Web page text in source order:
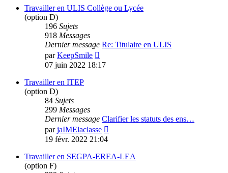
message
Travailler en ULIS Collège ou Lycée
(option D)
196 Sujets
918 Messages
Dernier message Re: Titulaire en ULIS
parKeepSmile
le
07 juin 2022 18:17
Travailler en ITEP
(option D)
84 Sujets
299 Messages
Dernier message Clarifier les statuts des ens…
parjaIMElaclasse
message
19 févr. 2022 21:04
Travailler en SEGPA-EREA-LEA
(option F)